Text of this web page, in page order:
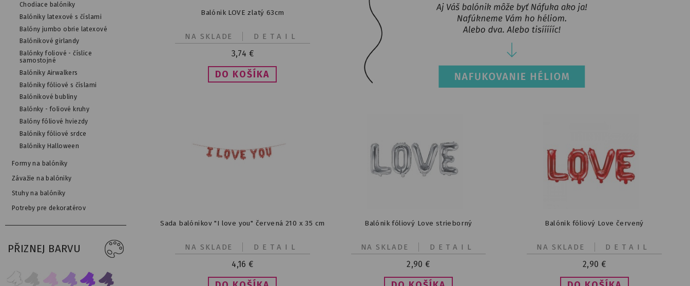
Chodiace balóniky
Balóniky latexové s číslami
Balóny jumbo obrie latexové
Balónikové girlandy
Balónky foliové - číslice
samostojné
Balóniky Airwalkers
Balóniky fóliové s číslami
Balónikové bubliny
Balónky - foliové kruhy
Balóny fóliové hviezdy
Balóniky fóliové srdce
Balóniky Halloween
Formy na balóniky
Závažie na balóniky
Stuhy na balóniky
Potreby pre dekoratérov
PŘIZNEJ BARVU
Balónik LOVE zlatý 63cm
3,74 €
DETAIL
NA SKLADE
Sada balónikov "I love you" červená 210 x 35 cm
4,16 €
DETAIL
NA SKLADE
Balónik fóliový Love strieborný
2,90 €
DETAIL
NA SKLADE
Balónik fóliový Love červený
2,90 €
DETAIL
NA SKLADE